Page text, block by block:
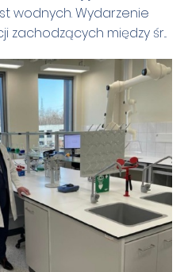
wodnych. Wydarzenie
zachodzących między śr...